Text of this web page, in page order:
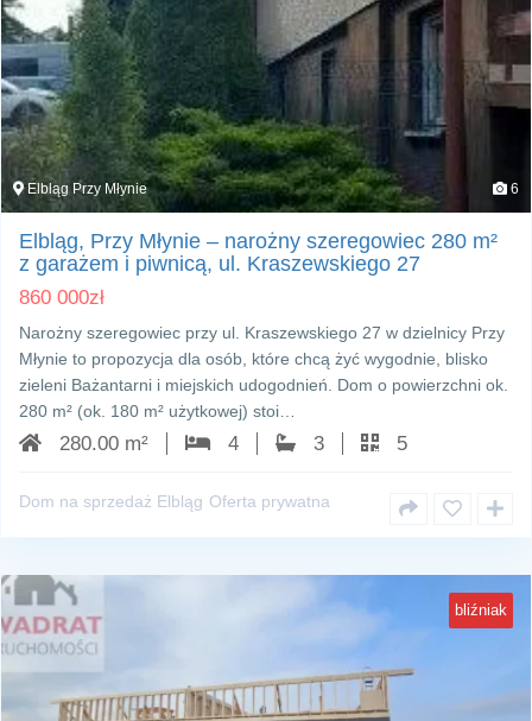
Elbląg Przy Młynie 6
Elbląg, Przy Młynie – narożny szeregowiec 280 m²
z garażem i piwnicą, ul. Kraszewskiego 27
860 000zł
Narożny szeregowiec przy ul. Kraszewskiego 27 w dzielnicy Przy
Młynie to propozycja dla osób, które chcą żyć wygodnie, blisko
zieleni Bażantarni i miejskich udogodnień. Dom o powierzchni ok.
280 m² (ok. 180 m² użytkowej) stoi…
280.00 m² 4 3 5
Dom na sprzedaż Elbląg Oferta prywatna
bliźniak